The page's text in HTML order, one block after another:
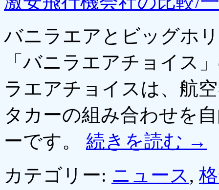
バニラエアとビッグホ
「バニラエアチョイス
ラエアチョイスは、航
タカーの組み合わせを
ーです。 続きを読む →
カテゴリー: ニュース,